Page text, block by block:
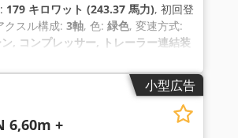
179 キロワット (243.37 馬力), 初回登
クスル構成: 3軸, 色: 緑色, 変速方式:
, コンプレッサー, トレーラー連結装
く整備され、維持され、ボディは良
がれている , M936W / Wが装備され
ーケース、オフロードギア、パワー
ン伸縮式クレーン（エクステンショ
テンサポート（これらはフロント、
小型広告
6,60m +